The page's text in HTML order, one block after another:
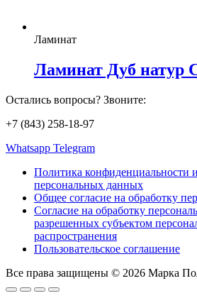
Ламинат
Ламинат Дуб натур
Остались вопросы? Звоните:
+7 (843) 258-18-97
Whatsapp Telegram
Политика конфиденциальности
персональных данных
Общее согласие на обработку
Согласие на обработку
разрешенных субъектом
распространения
Пользовательское соглашение
Все права защищены © 2026 Марка